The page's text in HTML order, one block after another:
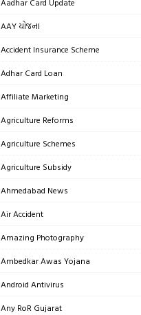
AAY યોજના
Accident Insurance Scheme
Adhar Card Loan
Affiliate Marketing
Agriculture Reforms
Agriculture Schemes
Agriculture Subsidy
Ahmedabad News
Air Accident
Amazing Photography
Ambedkar Awas Yojana
Android Antivirus
Any RoR Gujarat